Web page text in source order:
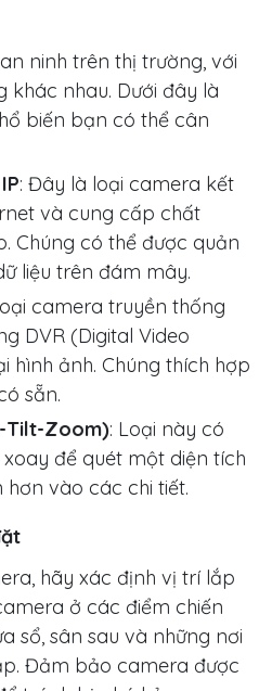
ninh trên thị trường, với
khác nhau. Dưới đây là
biến bạn có thể cân
: Đây là loại camera kết
và cung cấp chất
Chúng có thể được quản
liệu trên đám mây.
camera truyền thống
DVR (Digital Video
hình ảnh. Chúng thích hợp
sẵn.
Tilt-Zoom): Loại này có
để quét một diện tích
vào các chi tiết.
hãy xác định vị trí lắp
ở các điểm chiến
sổ, sân sau và những nơi
Đảm bảo camera được